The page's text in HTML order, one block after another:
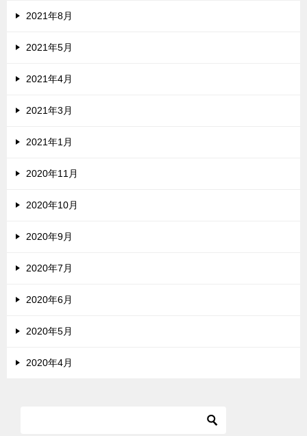
2021年8月
2021年5月
2021年4月
2021年3月
2021年1月
2020年11月
2020年10月
2020年9月
2020年7月
2020年6月
2020年5月
2020年4月